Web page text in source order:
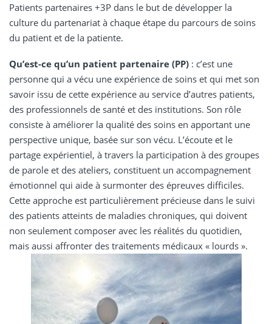
Patients partenaires +3P dans le but de développer la
culture du partenariat à chaque étape du parcours de soins
du patient et de la patiente.
Qu’est-ce qu’un patient partenaire (PP) : c’est une
personne qui a vécu une expérience de soins et qui met son
savoir issu de cette expérience au service d’autres patients,
des professionnels de santé et des institutions. Son rôle
consiste à améliorer la qualité des soins en apportant une
perspective unique, basée sur son vécu. L’écoute et le
partage expérientiel, à travers la participation à des groupes
de parole et des ateliers, constituent un accompagnement
émotionnel qui aide à surmonter des épreuves difficiles.
Cette approche est particulièrement précieuse dans le suivi
des patients atteints de maladies chroniques, qui doivent
non seulement composer avec les réalités du quotidien,
mais aussi affronter des traitements médicaux « lourds ».